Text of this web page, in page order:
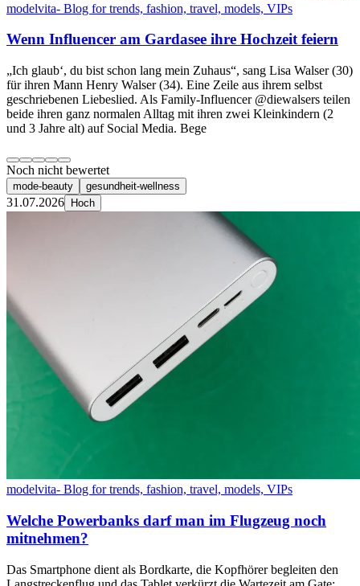
modelvita- Blog for trends, fashion, travel, models, VIPs
Wenn Influencer am Gardasee ihre Hochzeit feiern
„Ich glaub‘, du bist schon lang mein Zuhaus“, sang Lisa Walser (30)
für ihren Mann Henry Walser (34). Eine Zeile aus ihrem selbst
geschriebenen Liebeslied. Als Family-Influencer @diewalsers teilen
beide ihren ganz normalen Alltag mit ihren zwei Kleinkindern (2
und 3 Jahre alt) auf Social Media. Bege
Noch nicht bewertet
mode-beauty gesundheit-wellness
31.07.2026 Hoch
modelvita- Blog for trends, fashion, travel, models, VIPs
Welche Powerbanks darf man im Flugzeug noch
mitnehmen?
Das Smartphone dient als Bordkarte, die Kopfhörer begleiten den